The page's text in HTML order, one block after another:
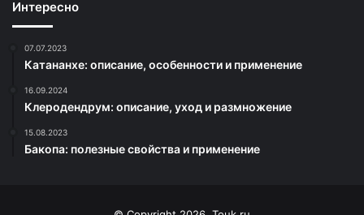
Интересно
07.07.2023
Катананхе: описание, особенности и применение
16.09.2024
Клеродендрум: описание, уход и размножение
15.08.2023
Бакопа: полезные свойства и применение